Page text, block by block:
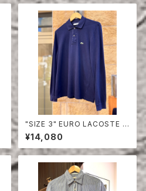
"SIZE 3" EURO LACOSTE P
OLO SHIRT LONG SLEEVE
¥14,080